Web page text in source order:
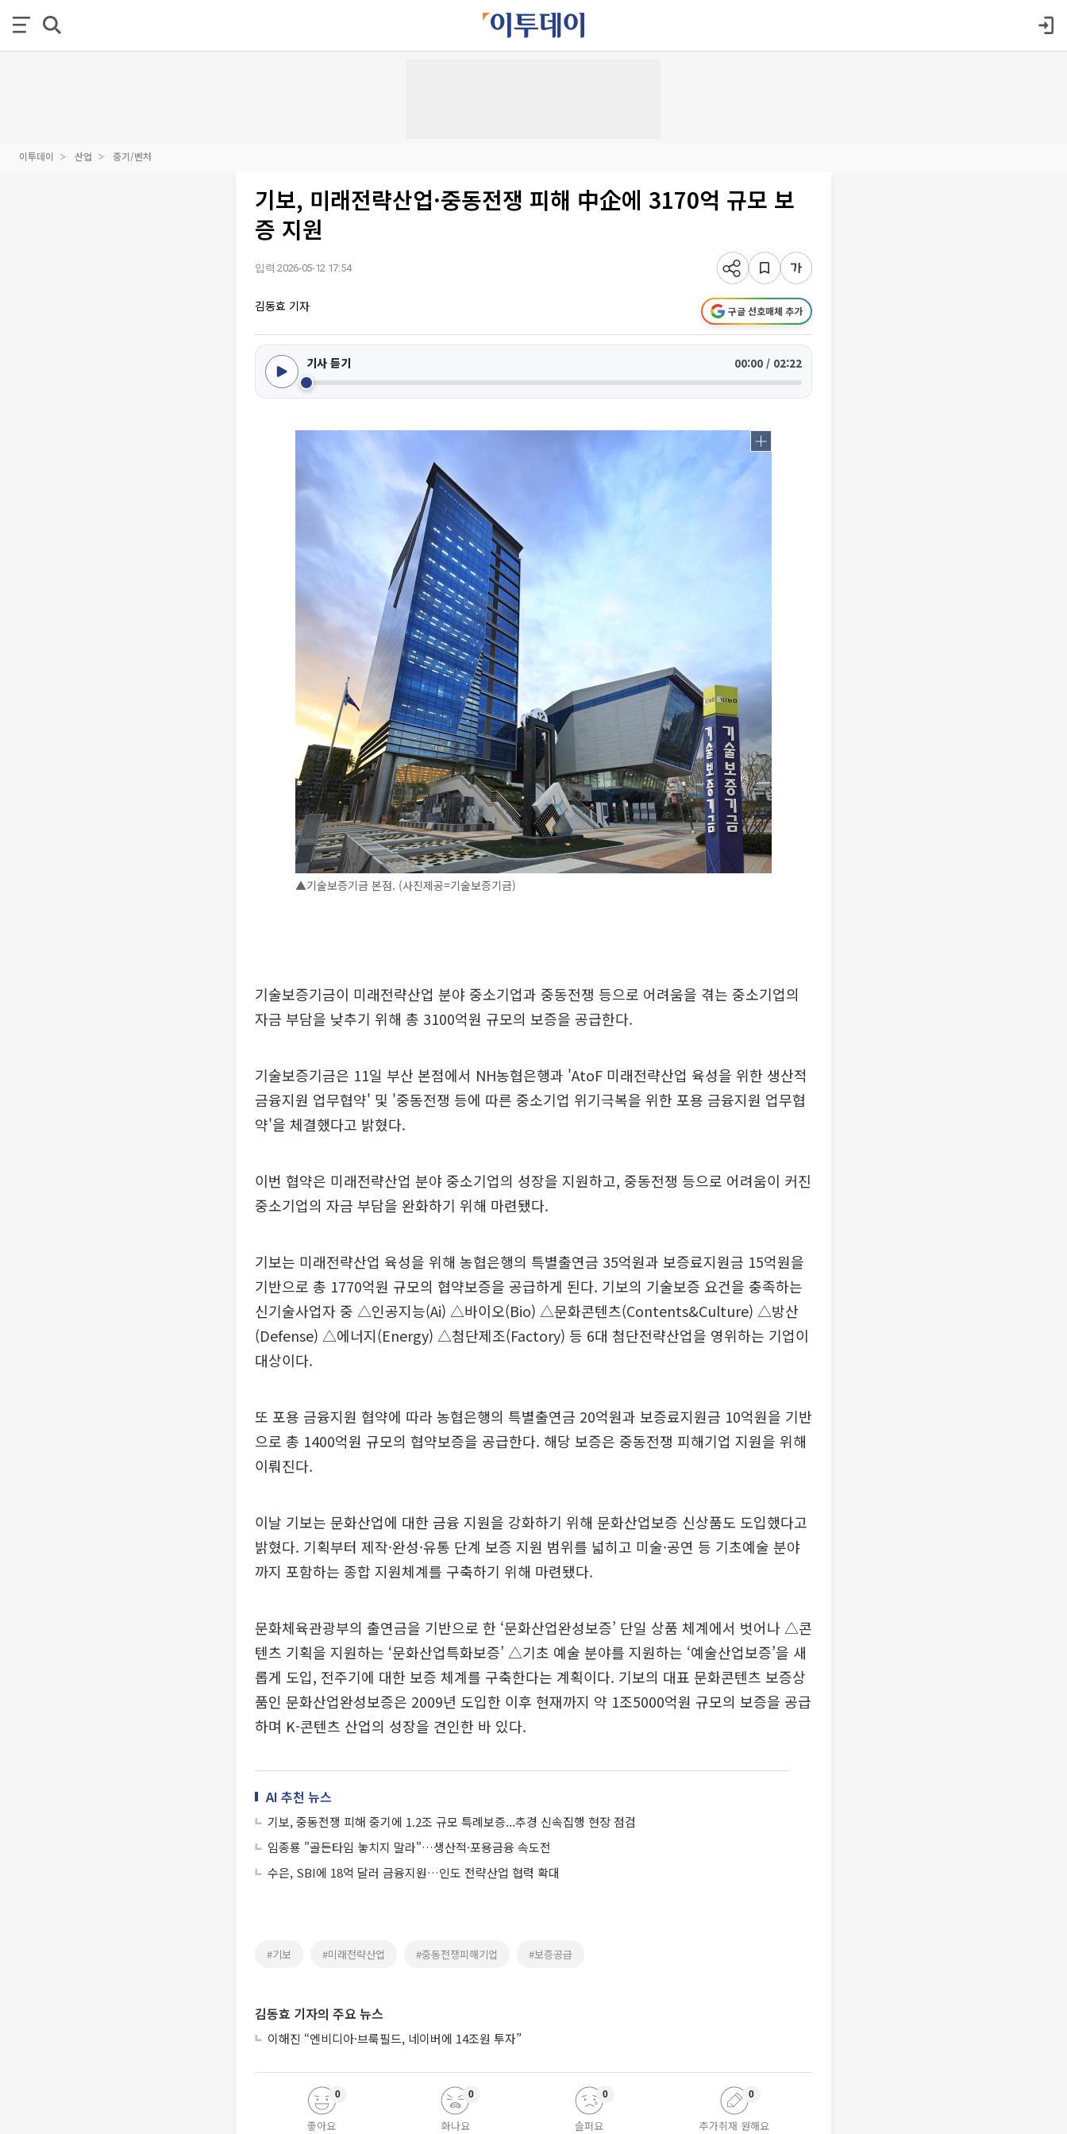
이투데이 산업 중기/벤처
기보, 미래전략산업·중동전쟁 피해 中企에 3170억 규모 보
증 지원
입력 2026-05-12 17:54
김동효 기자 구글 선호매체 추가
기사 듣기 00:00 / 02:22
▲기술보증기금 본점. (사진제공=기술보증기금)
기술보증기금이 미래전략산업 분야 중소기업과 중동전쟁 등으로 어려움을 겪는 중소기업의
자금 부담을 낮추기 위해 총 3100억원 규모의 보증을 공급한다.
기술보증기금은 11일 부산 본점에서 NH농협은행과 'AtoF 미래전략산업 육성을 위한 생산적
금융지원 업무협약' 및 '중동전쟁 등에 따른 중소기업 위기극복을 위한 포용 금융지원 업무협
약'을 체결했다고 밝혔다.
이번 협약은 미래전략산업 분야 중소기업의 성장을 지원하고, 중동전쟁 등으로 어려움이 커진
중소기업의 자금 부담을 완화하기 위해 마련됐다.
기보는 미래전략산업 육성을 위해 농협은행의 특별출연금 35억원과 보증료지원금 15억원을
기반으로 총 1770억원 규모의 협약보증을 공급하게 된다. 기보의 기술보증 요건을 충족하는
신기술사업자 중 △인공지능(Ai) △바이오(Bio) △문화콘텐츠(Contents&Culture) △방산
(Defense) △에너지(Energy) △첨단제조(Factory) 등 6대 첨단전략산업을 영위하는 기업이
대상이다.
또 포용 금융지원 협약에 따라 농협은행의 특별출연금 20억원과 보증료지원금 10억원을 기반
으로 총 1400억원 규모의 협약보증을 공급한다. 해당 보증은 중동전쟁 피해기업 지원을 위해
이뤄진다.
이날 기보는 문화산업에 대한 금융 지원을 강화하기 위해 문화산업보증 신상품도 도입했다고
밝혔다. 기획부터 제작·완성·유통 단계 보증 지원 범위를 넓히고 미술·공연 등 기초예술 분야
까지 포함하는 종합 지원체계를 구축하기 위해 마련됐다.
문화체육관광부의 출연금을 기반으로 한 ‘문화산업완성보증’ 단일 상품 체계에서 벗어나 △콘
텐츠 기획을 지원하는 ‘문화산업특화보증’ △기초 예술 분야를 지원하는 ‘예술산업보증’을 새
롭게 도입, 전주기에 대한 보증 체계를 구축한다는 계획이다. 기보의 대표 문화콘텐츠 보증상
품인 문화산업완성보증은 2009년 도입한 이후 현재까지 약 1조5000억원 규모의 보증을 공급
하며 K-콘텐츠 산업의 성장을 견인한 바 있다.
AI 추천 뉴스
기보, 중동전쟁 피해 중기에 1.2조 규모 특례보증...추경 신속집행 현장 점검
임종룡 "골든타임 놓치지 말라"…생산적·포용금융 속도전
수은, SBI에 18억 달러 금융지원…인도 전략산업 협력 확대
#기보 #미래전략산업 #중동전쟁피해기업 #보증공급
김동효 기자의 주요 뉴스
이해진 “엔비디아·브룩필드, 네이버에 14조원 투자”
좋아요
0
화나요
0
슬퍼요
0
추가취재 원해요
0